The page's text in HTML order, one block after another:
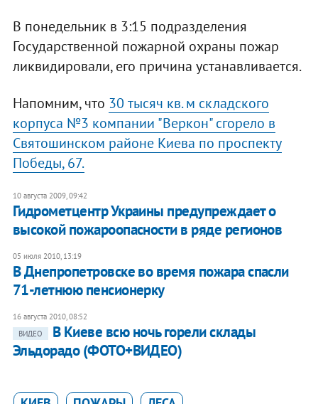
В понедельник в 3:15 подразделения
Государственной пожарной охраны пожар
ликвидировали, его причина устанавливается.
Напомним, что 30 тысяч кв. м складского
корпуса №3 компании "Веркон" сгорело в
Святошинском районе Киева по проспекту
Победы, 67.
10 августа 2009, 09:42
Гидрометцентр Украины предупреждает о
высокой пожароопасности в ряде регионов
05 июля 2010, 13:19
В Днепропетровске во время пожара спасли
71-летнюю пенсионерку
16 августа 2010, 08:52
ВИДЕО
В Киеве всю ночь горели склады
Эльдорадо (ФОТО+ВИДЕО)